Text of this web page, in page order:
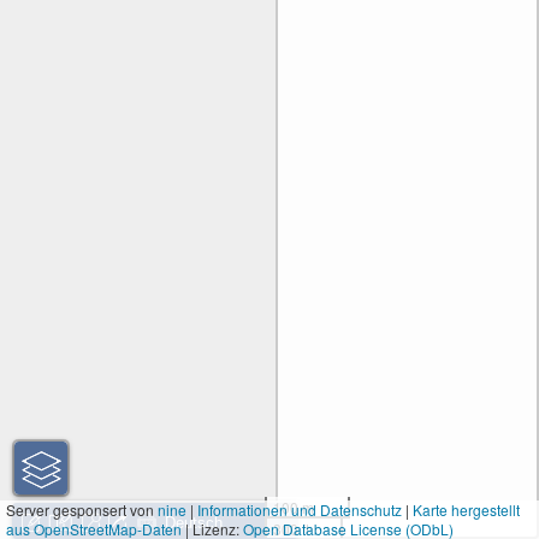
100 m
300 ft
Server gesponsert vonnine|Informationen und Datenschutz | Karte hergestellt
aus OpenStreetMap-Daten| Lizenz:Open Database License (ODbL)